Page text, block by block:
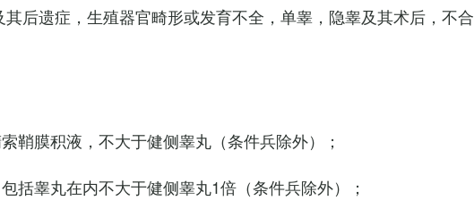
后遗症，生殖器官畸形或发育不全，单睾，隐睾及其术后，不合
鞘膜积液，不大于健侧睾丸（条件兵除外）；
括睾丸在内不大于健侧睾丸1倍（条件兵除外）；